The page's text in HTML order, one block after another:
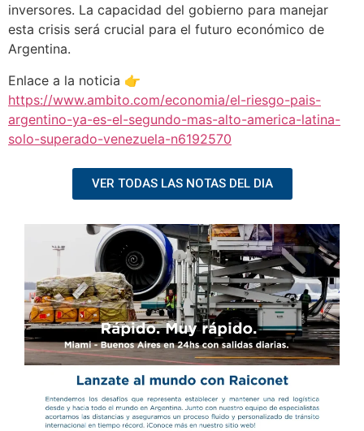
inversores. La capacidad del gobierno para manejar
esta crisis será crucial para el futuro económico de
Argentina.
Enlace a la noticia 👉
https://www.ambito.com/economia/el-riesgo-pais-
argentino-ya-es-el-segundo-mas-alto-america-latina-
solo-superado-venezuela-n6192570
VER TODAS LAS NOTAS DEL DIA